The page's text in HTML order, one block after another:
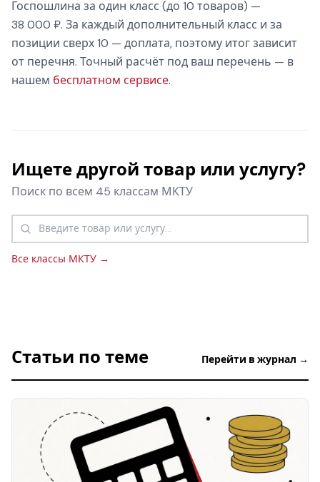
Госпошлина за один класс (до 10 товаров) —
38 000 ₽. За каждый дополнительный класс и за
позиции сверх 10 — доплата, поэтому итог зависит
от перечня. Точный расчёт под ваш перечень — в
нашем бесплатном сервисе.
Ищете другой товар или услугу?
Поиск по всем 45 классам МКТУ
Все классы МКТУ →
Статьи по теме Перейти в журнал →